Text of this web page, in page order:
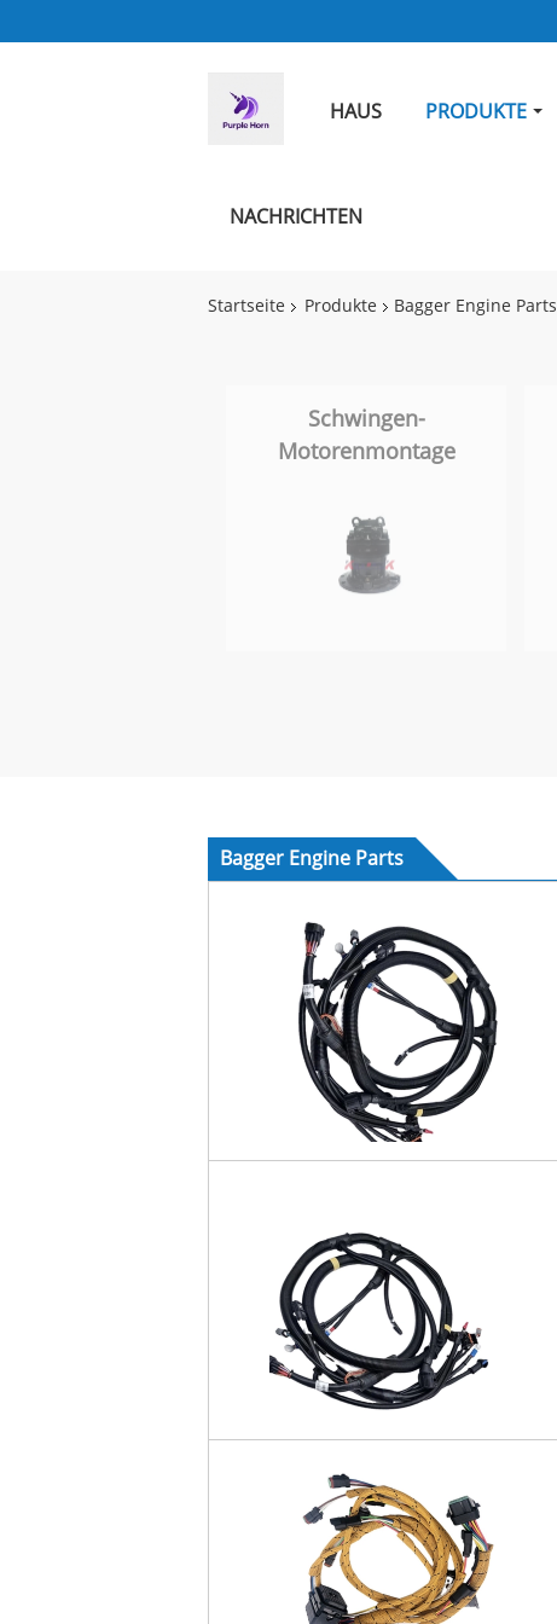
HAUS PRODUKTE
NACHRICHTEN
Startseite Produkte Bagger Engine Parts
Schwingen-
Motorenmontage
Bagger Engine Parts